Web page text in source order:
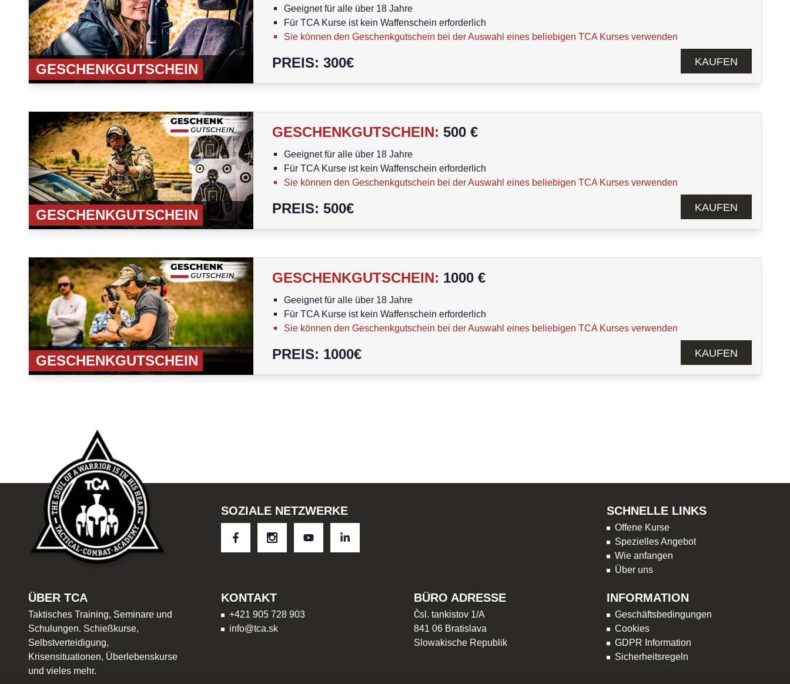
GESCHENKGUTSCHEIN
Geeignet für alle über 18 Jahre
Für TCA Kurse ist kein Waffenschein erforderlich
Sie können den Geschenkgutschein bei der Auswahl eines beliebigen TCA Kurses verwenden
PREIS: 300€ KAUFEN
GESCHENKGUTSCHEIN
GESCHENKGUTSCHEIN: 500 €
Geeignet für alle über 18 Jahre
Für TCA Kurse ist kein Waffenschein erforderlich
Sie können den Geschenkgutschein bei der Auswahl eines beliebigen TCA Kurses verwenden
PREIS: 500€ KAUFEN
GESCHENKGUTSCHEIN
GESCHENKGUTSCHEIN: 1000 €
Geeignet für alle über 18 Jahre
Für TCA Kurse ist kein Waffenschein erforderlich
Sie können den Geschenkgutschein bei der Auswahl eines beliebigen TCA Kurses verwenden
PREIS: 1000€ KAUFEN
SOZIALE NETZWERKE SCHNELLE LINKS
Offene Kurse
Spezielles Angebot
Wie anfangen
Über uns
ÜBER TCA
Taktisches Training, Seminare und
Schulungen. Schießkurse,
Selbstverteidigung,
Krisensituationen, Überlebenskurse
und vieles mehr.
KONTAKT
+421 905 728 903
info@tca.sk
BÜRO ADRESSE
Čsl. tankistov 1/A
841 06 Bratislava
Slowakische Republik
INFORMATION
Geschäftsbedingungen
Cookies
GDPR Information
Sicherheitsregeln